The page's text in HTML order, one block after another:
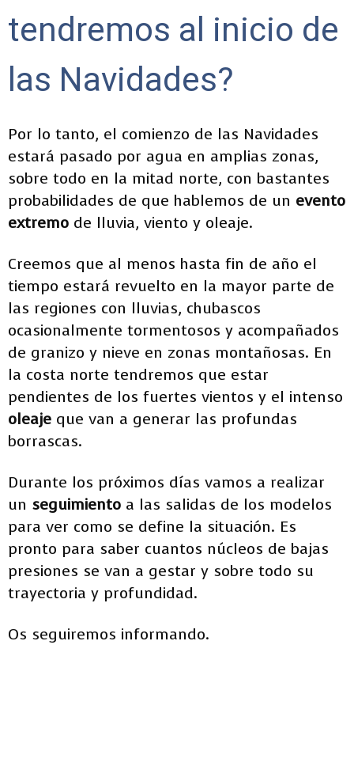
tendremos al inicio de
las Navidades?
Por lo tanto, el comienzo de las Navidades
estará pasado por agua en amplias zonas,
sobre todo en la mitad norte, con bastantes
probabilidades de que hablemos de un evento
extremo de lluvia, viento y oleaje.
Creemos que al menos hasta fin de año el
tiempo estará revuelto en la mayor parte de
las regiones con lluvias, chubascos
ocasionalmente tormentosos y acompañados
de granizo y nieve en zonas montañosas. En
la costa norte tendremos que estar
pendientes de los fuertes vientos y el intenso
oleaje que van a generar las profundas
borrascas.
Durante los próximos días vamos a realizar
un seguimiento a las salidas de los modelos
para ver como se define la situación. Es
pronto para saber cuantos núcleos de bajas
presiones se van a gestar y sobre todo su
trayectoria y profundidad.
Os seguiremos informando.